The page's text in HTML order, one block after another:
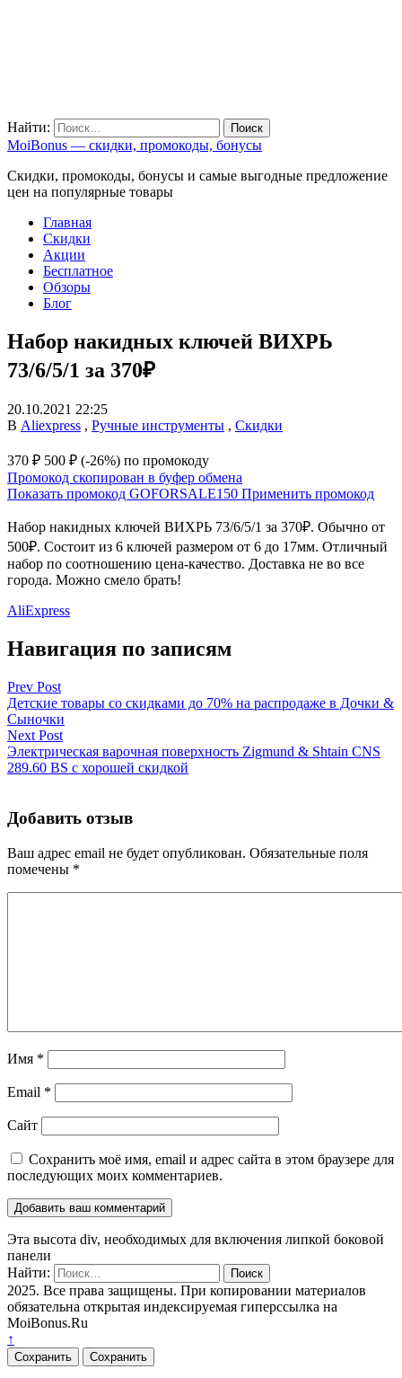
Найти:
MoiBonus — скидки, промокоды, бонусы
Скидки, промокоды, бонусы и самые выгодные предложение
цен на популярные товары
Главная
Скидки
Акции
Бесплатное
Обзоры
Блог
Набор накидных ключей ВИХРЬ
73/6/5/1 за 370₽
20.10.2021 22:25
В Aliexpress , Ручные инструменты , Скидки
370 ₽ 500 ₽ (-26%) по промокоду
Промокод скопирован в буфер обмена
Показать промокод GOFORSALE150 Применить промокод
Набор накидных ключей ВИХРЬ 73/6/5/1 за 370₽. Обычно от
500₽. Состоит из 6 ключей размером от 6 до 17мм. Отличный
набор по соотношению цена-качество. Доставка не во все
города. Можно смело брать!
AliExpress
Навигация по записям
Prev Post
Детские товары со скидками до 70% на распродаже в Дочки &
Сыночки
Next Post
Электрическая варочная поверхность Zigmund & Shtain CNS
289.60 BS с хорошей скидкой
Добавить отзыв
Ваш адрес email не будет опубликован. Обязательные поля
помечены *
Имя *
Email *
Сайт
Сохранить моё имя, email и адрес сайта в этом браузере для
последующих моих комментариев.
Эта высота div, необходимых для включения липкой боковой
панели
Найти:
2025. Все права защищены. При копировании материалов
обязательна открытая индексируемая гиперссылка на
MoiBonus.Ru
↑